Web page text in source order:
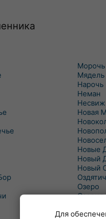
Морочь
Мядель
Нарочь
Неман
Несвиж
Новая
Новые
Новый
Новый
Озеро
Озерцо
Для